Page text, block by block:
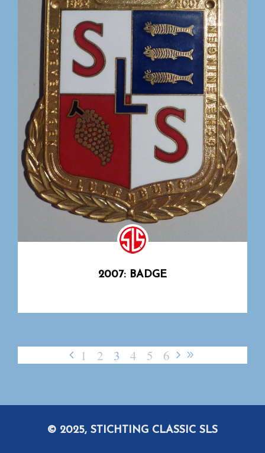
2007: BADGE
1 2 3 4 5 6
© 2025, STICHTING CLASSIC SLS